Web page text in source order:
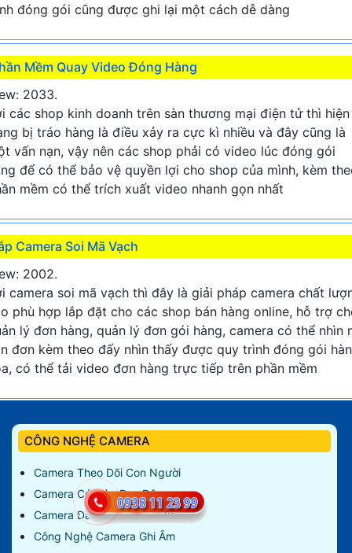
đóng gói cũng được ghi lại một cách dễ dàng
Mềm Quay Video Đóng Hàng
2033.
các shop kinh doanh trên sàn thương mại điện tử thì hiện
bị tráo hàng là điều xảy ra cực kì nhiều và đây cũng là
vấn nạn, vậy nên các shop phải có video lúc đóng gói
để có thể bảo vệ quyền lợi cho shop của mình, kèm
mềm có thể trích xuất video nhanh gọn nhất
Camera Soi Mã Vạch
2002.
camera soi mã vạch thì đây là giải pháp camera chất
phù hợp lắp đặt cho các shop bán hàng online, hỗ trợ
lý đơn hàng, quản lý đơn gói hàng, camera có thể nhìn
đơn kèm theo đấy nhìn thấy được quy trình đóng gói
có thể tải video đơn hàng trực tiếp trên phần mềm
CÔNG NGHỆ CAMERA
Camera Theo Dõi Con Người
Camera Có Màu Ban Đêm
Camera Đàm Thoại 2 Chiều
Công Nghệ Camera Ghi Âm